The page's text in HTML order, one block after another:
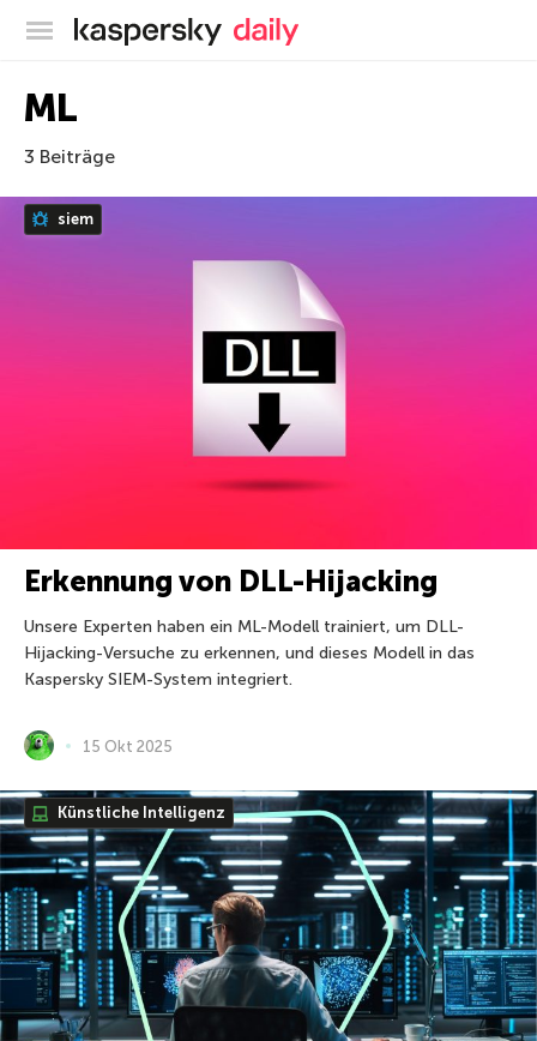
Offizieller Blog von Kaspersky
ML
3 Beiträge
siem
Erkennung von DLL-Hijacking
Unsere Experten haben ein ML-Modell trainiert, um DLL-
Hijacking-Versuche zu erkennen, und dieses Modell in das
Kaspersky SIEM-System integriert.
15 Okt 2025
Künstliche Intelligenz